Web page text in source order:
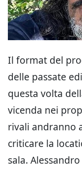
Il format del
delle passate
questa volta
vicenda nei
rivali andranno
criticare la
sala.